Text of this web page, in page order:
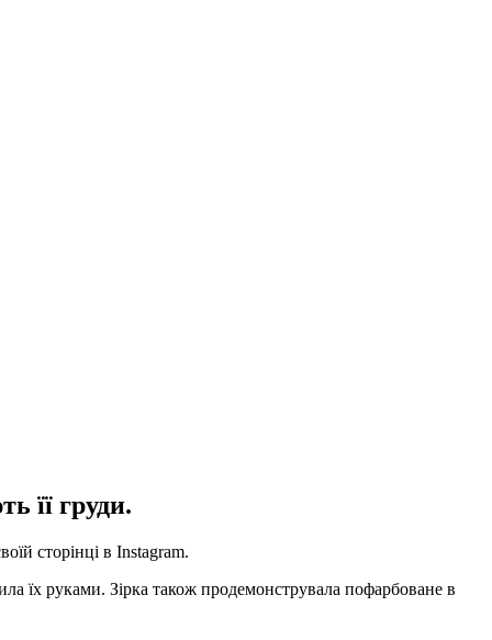
її груди.
сторінці в Instagram.
їх руками. Зірка також продемонструвала пофарбоване в